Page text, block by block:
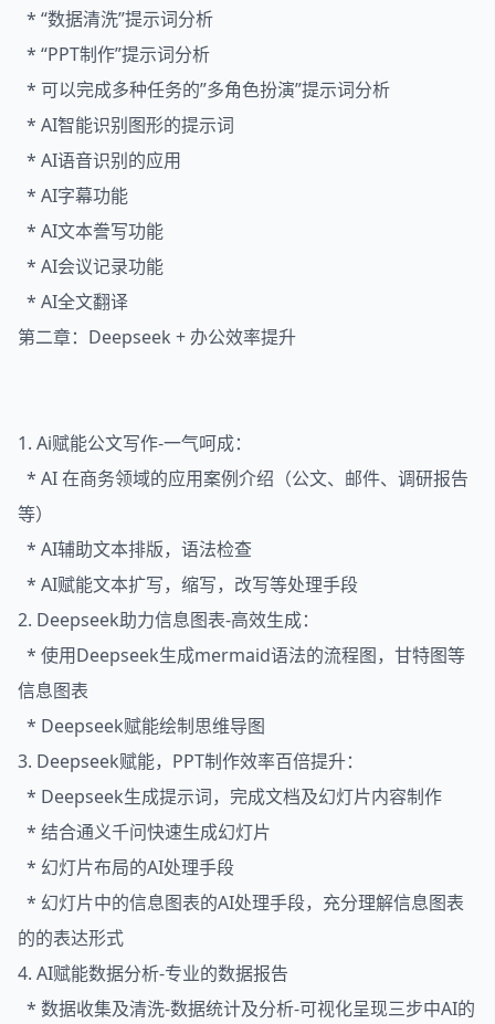
* “数据清洗”提示词分析
* “PPT制作”提示词分析
* 可以完成多种任务的”多角色扮演”提示词分析
* AI智能识别图形的提示词
* AI语音识别的应用
* AI字幕功能
* AI文本誊写功能
* AI会议记录功能
* AI全文翻译
第二章：Deepseek + 办公效率提升
1. Ai赋能公文写作-一气呵成：
* AI 在商务领域的应用案例介绍（公文、邮件、调研报告
等）
* AI辅助文本排版，语法检查
* AI赋能文本扩写，缩写，改写等处理手段
2. Deepseek助力信息图表-高效生成：
* 使用Deepseek生成mermaid语法的流程图，甘特图等
信息图表
* Deepseek赋能绘制思维导图
3. Deepseek赋能，PPT制作效率百倍提升：
* Deepseek生成提示词，完成文档及幻灯片内容制作
* 结合通义千问快速生成幻灯片
* 幻灯片布局的AI处理手段
* 幻灯片中的信息图表的AI处理手段，充分理解信息图表
的的表达形式
4. AI赋能数据分析-专业的数据报告
* 数据收集及清洗-数据统计及分析-可视化呈现三步中AI的